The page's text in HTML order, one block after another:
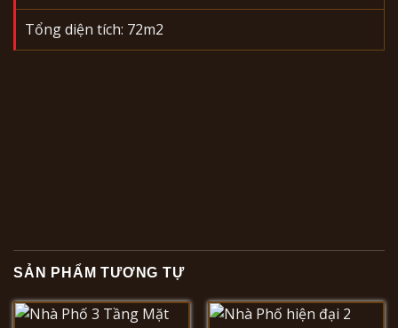
Tổng diện tích: 72m2
SẢN PHẨM TƯƠNG TỰ